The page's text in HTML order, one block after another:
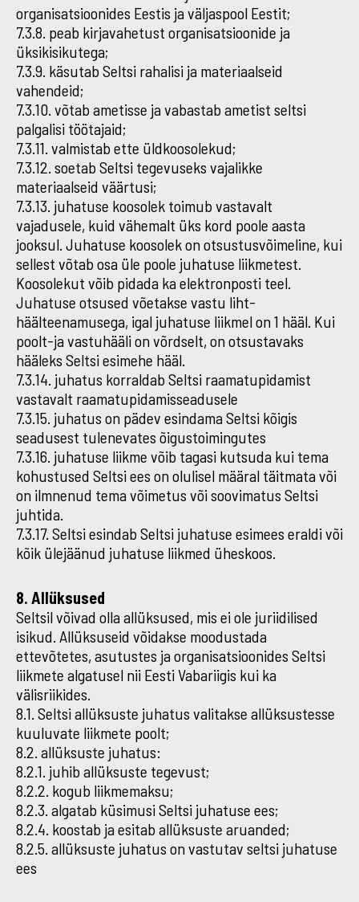
organisatsioonides Eestis ja väljaspool Eestit;
7.3.8. peab kirjavahetust organisatsioonide ja
üksikisikutega;
7.3.9. käsutab Seltsi rahalisi ja materiaalseid
vahendeid;
7.3.10. võtab ametisse ja vabastab ametist seltsi
palgalisi töötajaid;
7.3.11. valmistab ette üldkoosolekud;
7.3.12. soetab Seltsi tegevuseks vajalikke
materiaalseid väärtusi;
7.3.13. juhatuse koosolek toimub vastavalt
vajadusele, kuid vähemalt üks kord poole aasta
jooksul. Juhatuse koosolek on otsustusvõimeline, kui
sellest võtab osa üle poole juhatuse liikmetest.
Koosolekut võib pidada ka elektronposti teel.
Juhatuse otsused võetakse vastu liht-
häälteenamusega, igal juhatuse liikmel on 1 hääl. Kui
poolt-ja vastuhääli on võrdselt, on otsustavaks
hääleks Seltsi esimehe hääl.
7.3.14. juhatus korraldab Seltsi raamatupidamist
vastavalt raamatupidamisseadusele
7.3.15. juhatus on pädev esindama Seltsi kõigis
seadusest tulenevates õigustoimingutes
7.3.16. juhatuse liikme võib tagasi kutsuda kui tema
kohustused Seltsi ees on olulisel määral täitmata või
on ilmnenud tema võimetus või soovimatus Seltsi
juhtida.
7.3.17. Seltsi esindab Seltsi juhatuse esimees eraldi või
kõik ülejäänud juhatuse liikmed üheskoos.
8. Allüksused
Seltsil võivad olla allüksused, mis ei ole juriidilised
isikud. Allüksuseid võidakse moodustada
ettevõtetes, asutustes ja organisatsioonides Seltsi
liikmete algatusel nii Eesti Vabariigis kui ka
välisriikides.
8.1. Seltsi allüksuste juhatus valitakse allüksustesse
kuuluvate liikmete poolt;
8.2. allüksuste juhatus:
8.2.1. juhib allüksuste tegevust;
8.2.2. kogub liikmemaksu;
8.2.3. algatab küsimusi Seltsi juhatuse ees;
8.2.4. koostab ja esitab allüksuste aruanded;
8.2.5. allüksuste juhatus on vastutav seltsi juhatuse
ees